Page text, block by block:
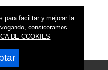
para facilitar y mejorar la
consideramos
DE COOKIES